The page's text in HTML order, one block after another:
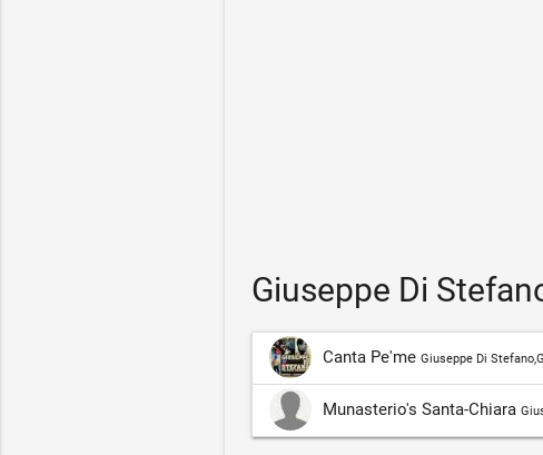
Giuseppe Di
Canta Pe'me Giuseppe Di
Munasterio's Santa-Chiara